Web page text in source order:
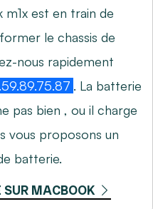
est en train de
le chassis de
nous rapidement
. La batterie
pas bien , ou il charge
vous proposons un
batterie.
SUR MACBOOK